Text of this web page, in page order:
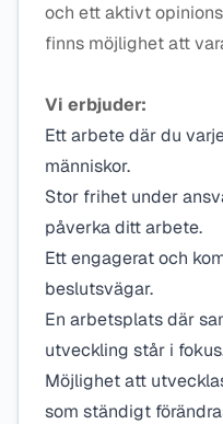
och ett aktivt
finns möjlighet att
Vi erbjuder:
Ett arbete där du
människor.
Stor frihet under
påverka ditt arbete.
Ett engagerat och
beslutsvägar.
En arbetsplats där
utveckling står i
Möjlighet att
som ständigt